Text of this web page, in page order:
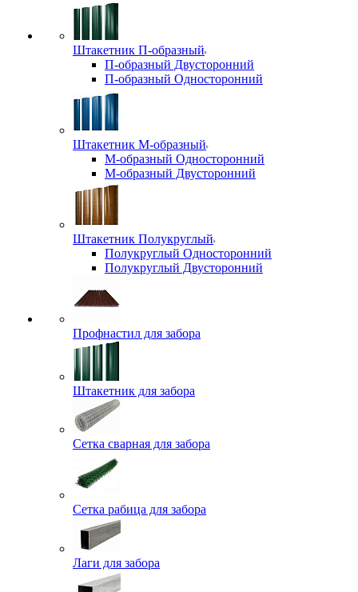
Штакетник П-образный
П-образный Двусторонний
П-образный Односторонний
Штакетник М-образный
М-образный Односторонний
М-образный Двусторонний
Штакетник Полукруглый
Полукруглый Односторонний
Полукруглый Двусторонний
Профнастил для забора
Штакетник для забора
Сетка сварная для забора
Сетка рабица для забора
Лаги для забора